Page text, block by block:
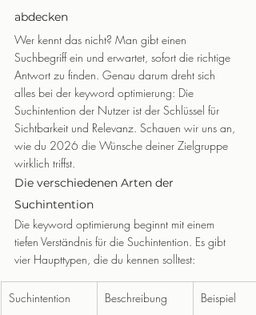
abdecken
Wer kennt das nicht? Man gibt einen
Suchbegriff ein und erwartet, sofort die richtige
Antwort zu finden. Genau darum dreht sich
alles bei der keyword optimierung: Die
Suchintention der Nutzer ist der Schlüssel für
Sichtbarkeit und Relevanz. Schauen wir uns an,
wie du 2026 die Wünsche deiner Zielgruppe
wirklich triffst.
Die verschiedenen Arten der
Suchintention
Die keyword optimierung beginnt mit einem
tiefen Verständnis für die Suchintention. Es gibt
vier Haupttypen, die du kennen solltest:
Suchintention Beschreibung Beispiel